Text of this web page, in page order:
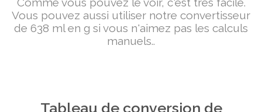
Vous pouvez aussi utiliser notre convertisseur
de 638 ml en g si vous n'aimez pas les calculs
manuels..
Tableau de conversion de